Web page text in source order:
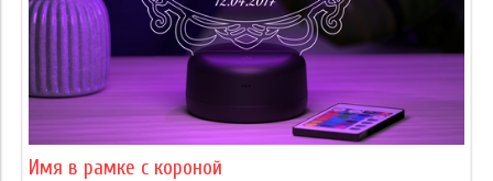
Имя в рамке с короной